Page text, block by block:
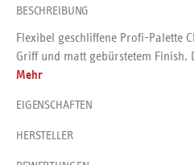
BESCHREIBUNG
Flexibel geschliffene Profi-Palette
Griff und matt gebürstetem
Mehr
EIGENSCHAFTEN
HERSTELLER